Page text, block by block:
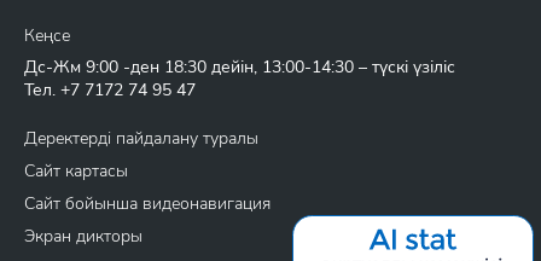
Кеңсе
Дс-Жм 9:00 -ден 18:30 дейін, 13:00-14:30 – түскі үзіліс
Тел. +7 7172 74 95 47
Деректерді пайдалану туралы
Сайт картасы
Сайт бойынша видеонавигация
Экран дикторы